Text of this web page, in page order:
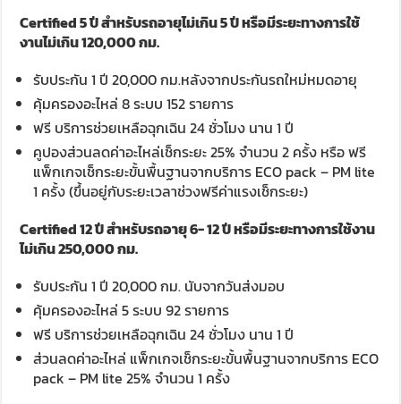
Certified 5 ปี สำหรับรถอายุไม่เกิน 5 ปี หรือมีระยะทางการใช้
งานไม่เกิน 120,000 กม.
รับประกัน 1 ปี 20,000 กม.หลังจากประกันรถใหม่หมดอายุ
คุ้มครองอะไหล่ 8 ระบบ 152 รายการ
ฟรี บริการช่วยเหลือฉุกเฉิน 24 ชั่วโมง นาน 1 ปี
คูปองส่วนลดค่าอะไหล่เช็กระยะ 25% จำนวน 2 ครั้ง หรือ ฟรี
แพ็กเกจเช็กระยะขั้นพื้นฐานจากบริการ ECO pack – PM lite
1 ครั้ง (ขึ้นอยู่กับระยะเวลาช่วงฟรีค่าแรงเช็กระยะ)
Certified 12 ปี สำหรับรถอายุ 6- 12 ปี หรือมีระยะทางการใช้งาน
ไม่เกิน 250,000 กม.
รับประกัน 1 ปี 20,000 กม. นับจากวันส่งมอบ
คุ้มครองอะไหล่ 5 ระบบ 92 รายการ
ฟรี บริการช่วยเหลือฉุกเฉิน 24 ชั่วโมง นาน 1 ปี
ส่วนลดค่าอะไหล่ แพ็กเกจเช็กระยะขั้นพื้นฐานจากบริการ ECO
pack – PM lite 25% จำนวน 1 ครั้ง